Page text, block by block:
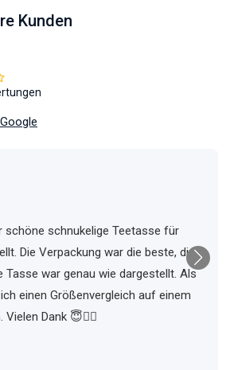
Kunden
schöne schnukelige Teetasse für
Die Verpackung war die beste, die
Tasse war genau wie dargestellt. Als
einen Größenvergleich auf einem
Dank 😇✌🏼